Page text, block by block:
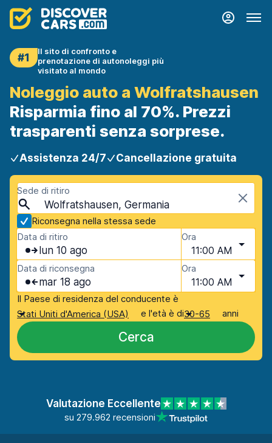
#1
Il sito di confronto e
prenotazione di autonoleggi più
visitato al mondo
Noleggio auto a Wolfratshausen
Risparmia fino al 70%. Prezzi
trasparenti senza sorprese.
Assistenza 24/7 Cancellazione gratuita
Sede di ritiro
Wolfratshausen, Germania
Riconsegna nella stessa sede
Data di ritiro
lun 10 ago
Ora
11:00 AM
Data di riconsegna
mar 18 ago
Ora
11:00 AM
Il Paese di residenza del conducente è
Stati Uniti d'America (USA)
e l'età è di30-65 anni
Cerca
Valutazione Eccellente
su 279.962 recensioni